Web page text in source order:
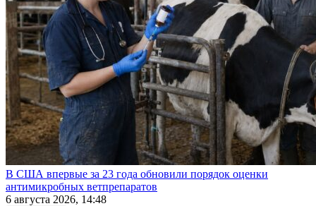
В США впервые за 23 года обновили порядок оценки
антимикробных ветпрепаратов
6 августа 2026, 14:48